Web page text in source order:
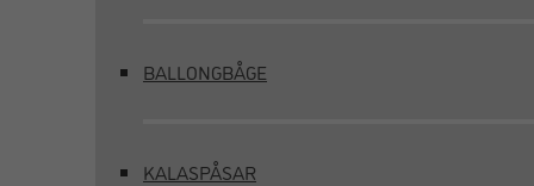
BALLONGBÅGE
KALASPÅSAR